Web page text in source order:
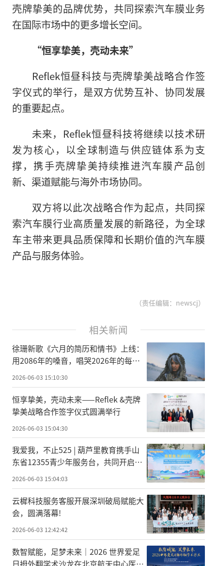
壳牌挚美的品牌优势，共同探索汽车膜业务
在国际市场中的更多增长空间。
“恒享挚美，壳动未来”
Reflek恒昼科技与壳牌挚美战略合作签
字仪式的举行，是双方优势互补、协同发展
的重要起点。
未来，Reflek恒昼科技将继续以技术研
发为核心，以全球制造与供应链体系为支
撑，携手壳牌挚美持续推进汽车膜产品创
新、渠道赋能与海外市场协同。
双方将以此次战略合作为起点，共同探
索汽车膜行业高质量发展的新路径，为全球
车主带来更具品质保障和长期价值的汽车膜
产品与服务体验。
（责任编辑：newscj）
相关新闻
徐珊新歌《六月的简历和情书》上线：
用2086年的嗓音，唱哭2026年的每一
2026-06-03 15:10:30
恒享挚美，壳动未来——Reflek &壳牌
挚美战略合作签字仪式圆满举行
2026-06-03 15:04:30
我爱我，不止525 | 葫芦里教育携手山
东省12355青少年服务台，共同开启历
城二中心理健康月！
2026-06-03 15:04:03
云樨科技服务客服开展深圳破局赋能大
会，圆满落幕!
2026-06-03 12:42:42
数智赋能，足梦未来｜2026 世界爱足
日拇外翻学术沙龙在北京航天中心医院